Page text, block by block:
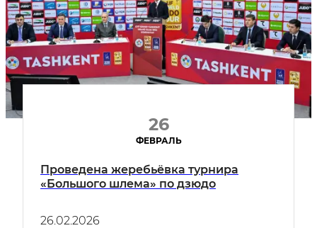
26
ФЕВРАЛЬ
Проведена жеребьёвка турнира
«Большого шлема» по дзюдо
26.02.2026